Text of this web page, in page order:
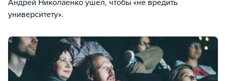
Андрей Николаенко ушел, чтобы «не вредить
университету».